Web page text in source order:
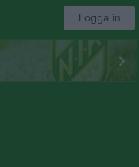
Logga in